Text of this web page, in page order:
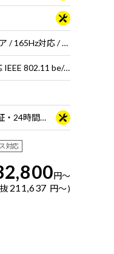
16型 液晶パネル (ノングレア / 165Hz対応 / アスペクト比16:10)
Wi-Fi 7 ( 最大2.8Gbps ) 対応 IEEE 802.11 be/ax/ac/a/b/g/n準拠 ＋ Bluetooth 5内蔵
3年間センドバック修理保証・24時間×365日電話サポート
対応
円～
211,637 円～